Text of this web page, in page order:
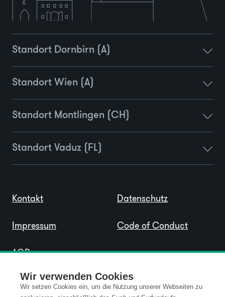
Wir verwenden Cookies
Wir setzen Cookies ein, um die Nutzung unserer Webseiten zu
Standort Dornbirn (A)
Standort Wien (A)
Standort Montlingen (CH)
Standort Vaduz (FL)
Kontakt
Impressum
AGB
Datenschutz
Code of Conduct